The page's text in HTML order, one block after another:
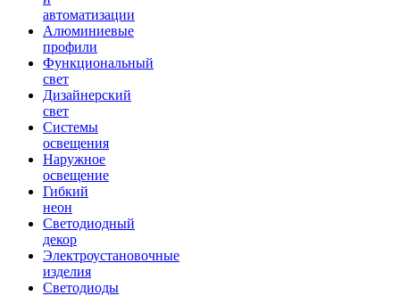
автоматизации
Алюминиевые
профили
Функциональный
свет
Дизайнерский
свет
Системы
освещения
Наружное
освещение
Гибкий
неон
Светодиодный
декор
Электроустановочные
изделия
Светодиоды